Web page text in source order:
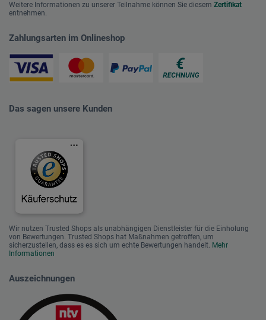
Weitere Informationen zu unserer Teilnahme können Sie diesem Zertifikat
entnehmen.
Zahlungsarten im Onlineshop
Das sagen unsere Kunden
Wir nutzen Trusted Shops als unabhängigen Dienstleister für die Einholung
von Bewertungen. Trusted Shops hat Maßnahmen getroffen, um
sicherzustellen, dass es es sich um echte Bewertungen handelt. Mehr
Informationen
Auszeichnungen